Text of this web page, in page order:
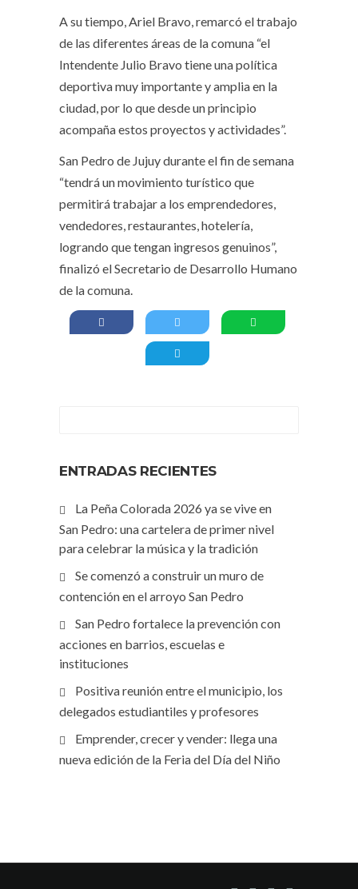
A su tiempo, Ariel Bravo, remarcó el trabajo
de las diferentes áreas de la comuna “el
Intendente Julio Bravo tiene una política
deportiva muy importante y amplia en la
ciudad, por lo que desde un principio
acompaña estos proyectos y actividades”.
San Pedro de Jujuy durante el fin de semana
“tendrá un movimiento turístico que
permitirá trabajar a los emprendedores,
vendedores, restaurantes, hotelería,
logrando que tengan ingresos genuinos”,
finalizó el Secretario de Desarrollo Humano
de la comuna.
ENTRADAS RECIENTES
La Peña Colorada 2026 ya se vive en
San Pedro: una cartelera de primer nivel
para celebrar la música y la tradición
Se comenzó a construir un muro de
contención en el arroyo San Pedro
San Pedro fortalece la prevención con
acciones en barrios, escuelas e
instituciones
Positiva reunión entre el municipio, los
delegados estudiantiles y profesores
Emprender, crecer y vender: llega una
nueva edición de la Feria del Día del Niño